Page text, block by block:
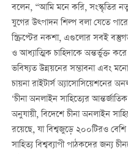
বলেন, “আমি মনে করি, সংস্কৃতির
যুগের উত্পাদন শিল্প বলা যেতে
স্ক্রিপ্টের নকশা, এগুলোর সবই
ও আধ্যাত্মিক চাহিদাকে অন্তর্ভুক্ত
ভবিষ্যত উন্নয়নের সম্ভাবনা এবং
চায়না রাইটার্স অ্যাসোসিয়েশনের
‘চীনা অনলাইন সাহিত্যের
অনুযায়ী, বিদেশে চীনা অনলাইন
রয়েছে, যা বিশ্বজুড়ে ২০০টিরও
সাহিত্য বিশ্বব্যাপী পাঠকদের জন্য